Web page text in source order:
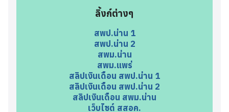
ลิ้งก์ต่างๆ
สพป.น่าน 1
สพป.น่าน 2
สพม.น่าน
สพม.แพร่
สลิปเงินเดือน สพป.น่าน 1
สลิปเงินเดือน สพป.น่าน 2
สลิปเงินเดือน สพม.น่าน
เว็บไซต์ สสอค.